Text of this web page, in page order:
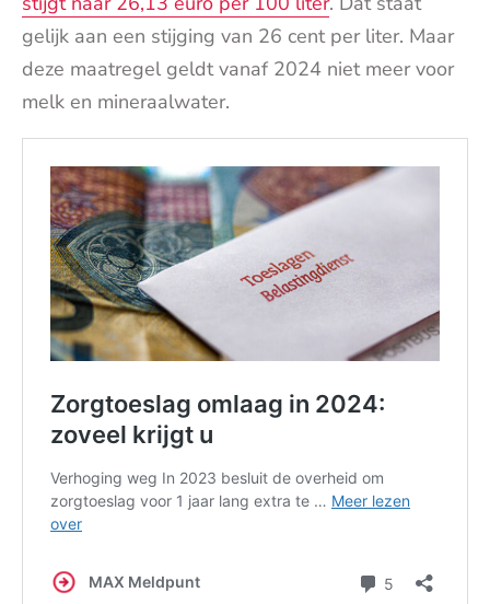
gelijk aan een stijging van 26 cent per liter. Maar
deze maatregel geldt vanaf 2024 niet meer voor
melk en mineraalwater.